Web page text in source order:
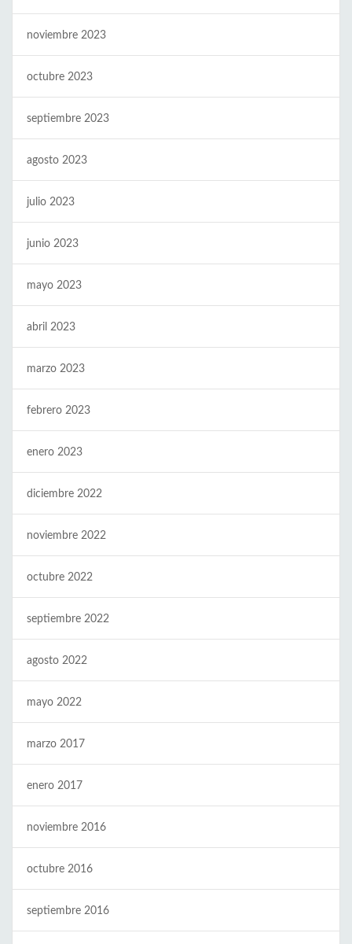
noviembre 2023
octubre 2023
septiembre 2023
agosto 2023
julio 2023
junio 2023
mayo 2023
abril 2023
marzo 2023
febrero 2023
enero 2023
diciembre 2022
noviembre 2022
octubre 2022
septiembre 2022
agosto 2022
mayo 2022
marzo 2017
enero 2017
noviembre 2016
octubre 2016
septiembre 2016